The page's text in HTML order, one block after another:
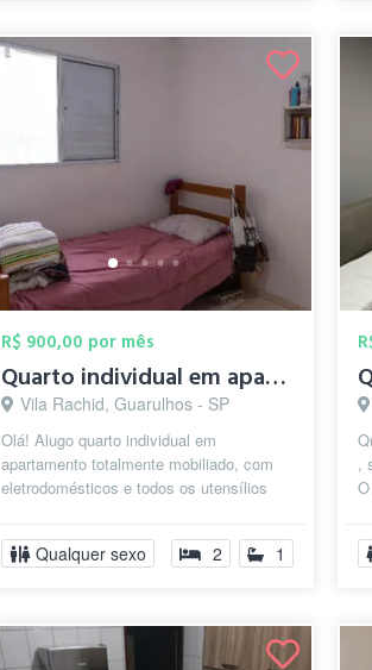
R$ 900,00 por mês
Quarto individual em apartamento totalme...
Vila Rachid, Guarulhos - SP
Olá! Alugo quarto individual em
apartamento totalmente mobiliado, com
eletrodomésticos e todos os utensílios
...
Qualquer sexo 2 1
,